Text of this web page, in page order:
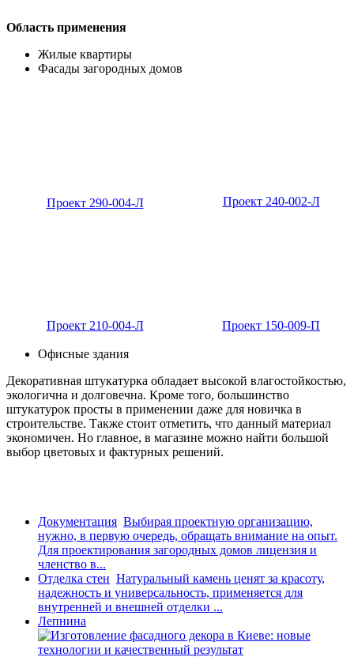
Область применения
Жилые квартиры
Фасады загородных домов
Проект 290-004-Л Проект 240-002-Л
Проект 210-004-Л Проект 150-009-П
Офисные здания
Декоративная штукатурка обладает высокой влагостойкостью,
экологична и долговечна. Кроме того, большинство
штукатурок просты в применении даже для новичка в
строительстве. Также стоит отметить, что данный материал
экономичен. Но главное, в магазине можно найти большой
выбор цветовых и фактурных решений.
Документация Выбирая проектную организацию,
нужно, в первую очередь, обращать внимание на опыт.
Для проектирования загородных домов лицензия и
членство в...
Отделка стен Натуральный камень ценят за красоту,
надежность и универсальность, применяется для
внутренней и внешней отделки ...
Лепнина